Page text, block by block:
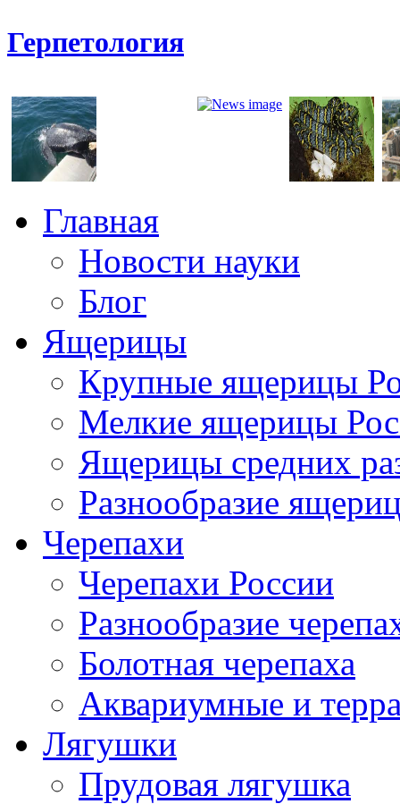
Герпетология
Главная
Новости науки
Блог
Ящерицы
Крупные ящерицы
Мелкие ящерицы
Ящерицы средних
Разнообразие
Черепахи
Черепахи России
Разнообразие
Болотная черепаха
Аквариумные и
Лягушки
Прудовая лягушка